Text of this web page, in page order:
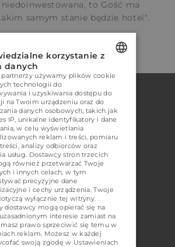
to Gość ma
samym stanie będzie hotel".
+48 509 161 116
POLISH
ENGLISH
GERMAN
CZECH
korzystanie z
danych
partnerzy używamy plików cookie
technologii do
i uzyskiwania dostępu do
na Twoim urządzeniu oraz do
danych osobowych, takich jak
IP, unikalne identyfikatory i dane
w celu wyświetlania
reklam i treści, pomiaru
analizy odbiorców oraz
usług. Dostawcy stron trzecich
również przetwarzać Twoje
i innych celach, w tym
precyzyjne dane
i cechy urządzenia. Twoje
wyłącznie tej witryny.
dostawcy mogą opierać się na
interesie zamiast na
prawo sprzeciwić się temu w
reklam . Możesz w każdej
swoją zgodę w Ustawieniach